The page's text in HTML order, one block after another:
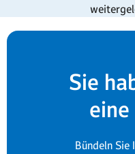
Sie
eine
Bündeln Sie